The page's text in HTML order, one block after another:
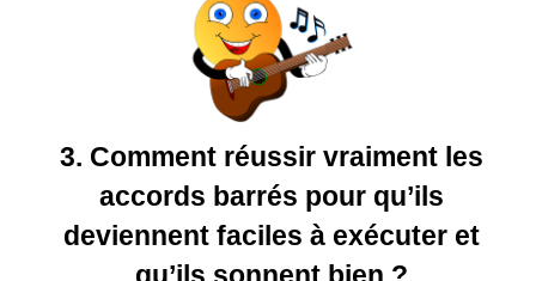
3. Comment réussir vraiment les
accords barrés pour qu’ils
deviennent faciles à exécuter et
qu’ils sonnent bien ?